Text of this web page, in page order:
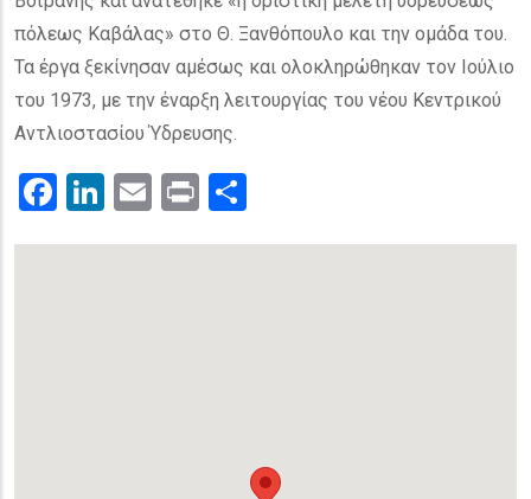
πόλεως Καβάλας» στο Θ. Ξανθόπουλο και την ομάδα του.
Τα έργα ξεκίνησαν αμέσως και ολοκληρώθηκαν τον Ιούλιο
του 1973, με την έναρξη λειτουργίας του νέου Κεντρικού
Αντλιοστασίου Ύδρευσης.
Facebook
LinkedIn
Email
Print